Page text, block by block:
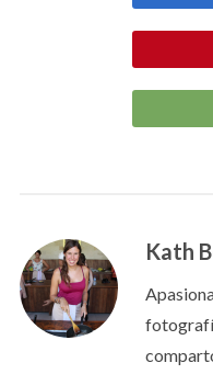
Kath